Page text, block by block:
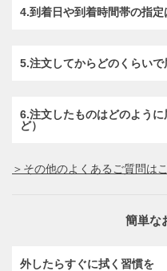
4.到着日や到着時間帯の指定
5.注文してからどのくらいで
6.注文したものはどのよう
ど）
＞その他のよくあるご質問は
簡単な
外したらすぐに拭く習慣を